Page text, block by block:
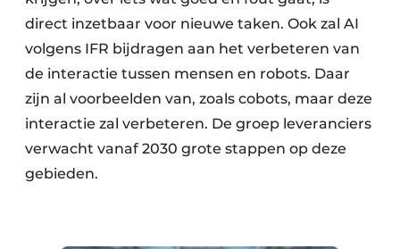
direct inzetbaar voor nieuwe taken. Ook zal AI
volgens IFR bijdragen aan het verbeteren van
de interactie tussen mensen en robots. Daar
zijn al voorbeelden van, zoals cobots, maar deze
interactie zal verbeteren. De groep leveranciers
verwacht vanaf 2030 grote stappen op deze
gebieden.